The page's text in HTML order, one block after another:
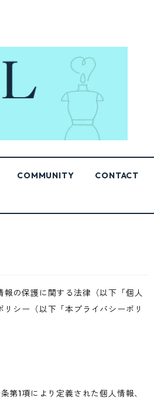
COMMUNITY CONTACT
の保護に関する法律（以下「個人
シー（以下「本プライバシーポリ
第1項により定義された個人情報、